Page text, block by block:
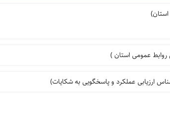
عمومی استان )
ارزیابی عملکرد و پاسخگویی به شکایات)